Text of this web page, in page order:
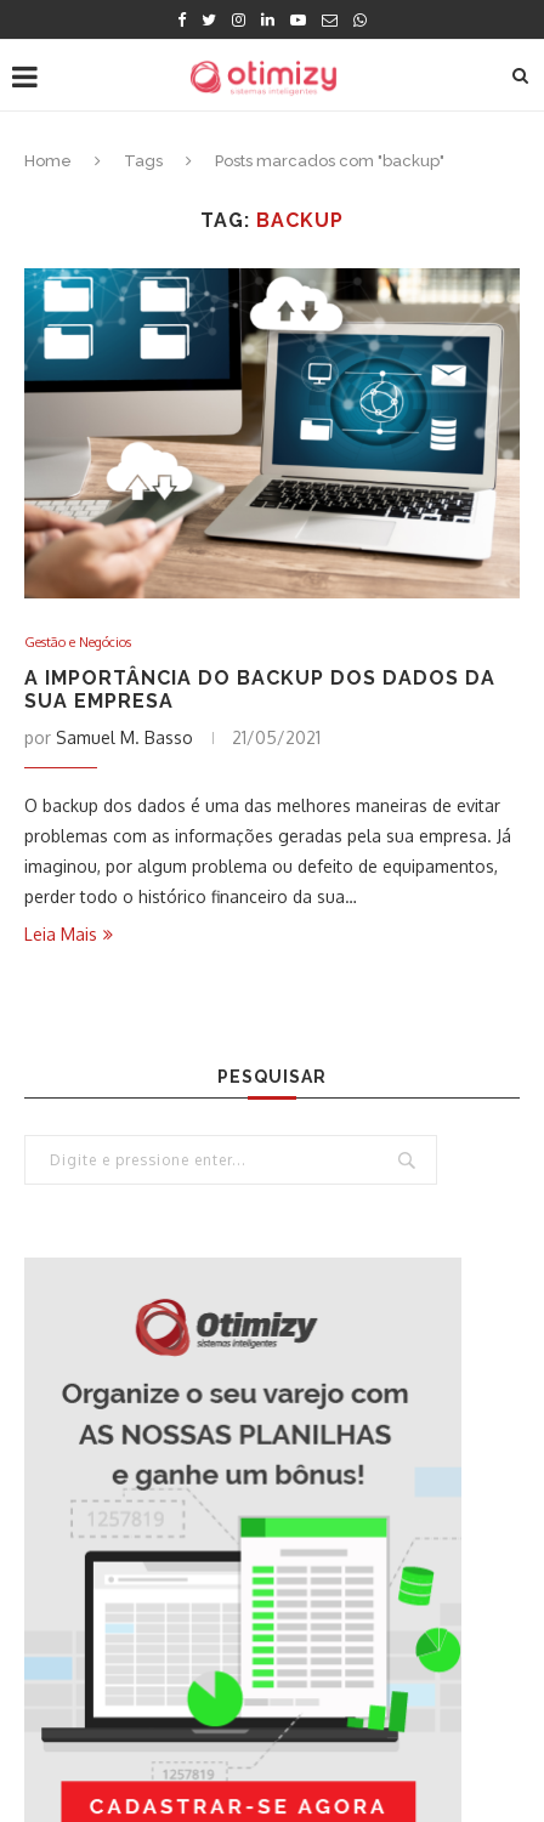
Home Tags Posts marcados com "backup"
TAG: BACKUP
Gestão e Negócios
A IMPORTÂNCIA DO BACKUP DOS DADOS DA
SUA EMPRESA
por Samuel M. Basso 21/05/2021
O backup dos dados é uma das melhores maneiras de evitar
problemas com as informações geradas pela sua empresa. Já
imaginou, por algum problema ou defeito de equipamentos,
perder todo o histórico financeiro da sua…
Leia Mais
PESQUISAR